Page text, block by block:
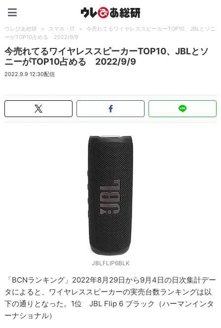
ウレぴあ総研 > スマホ・IT >
今売れてるワイヤレススピーカーTOP10、JBLとソニ
ーがTOP10占める 2022/9/9
今売れてるワイヤレススピーカーTOP10、JBLとソ
ニーがTOP10占める 2022/9/9
2022.9.9 12:30配信
JBLFLIP6BLK
「BCNランキング」2022年8月29日から9月4日の日次集計デー
タによると、ワイヤレススピーカーの実売台数ランキングは以
下の通りとなった。1位 JBL Flip 6 ブラック（ハーマンインタ
ーナショナル）